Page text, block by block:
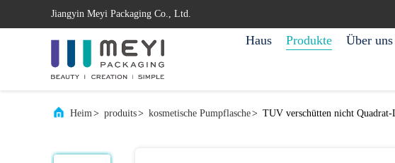
Jiangyin Meyi Packaging Co., Ltd.
Haus Produkte Über uns
Heim> produits> kosmetische Pumpflasche> TUV verschütten nicht Quadrat-